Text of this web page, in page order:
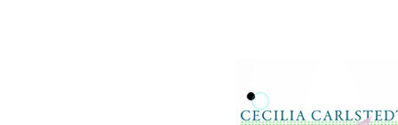
Mini Rodini